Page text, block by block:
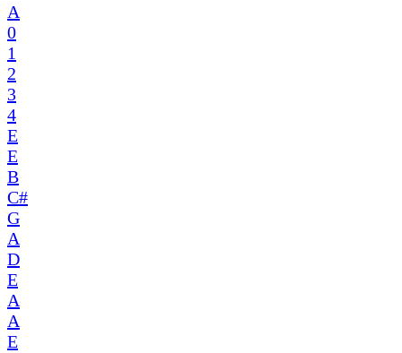
A
0
1
2
3
4
E
E
B
C#
G
A
D
E
A
A
E